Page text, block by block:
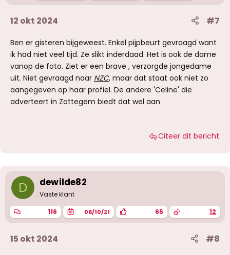
12 okt 2024 #7
Ben er gisteren bijgeweest. Enkel pijpbeurt gevraagd want
ik had niet veel tijd. Ze slikt inderdaad. Het is ook de dame
vanop de foto. Ziet er een brave , verzorgde jongedame
uit. Niet gevraagd naar NZC, maar dat staat ook niet zo
aangegeven op haar profiel. De andere 'Celine' die
adverteert in Zottegem biedt dat wel aan
Citeer dit bericht
D dewilde82
Vaste klant
116 06/10/21 65 12
15 okt 2024 #8